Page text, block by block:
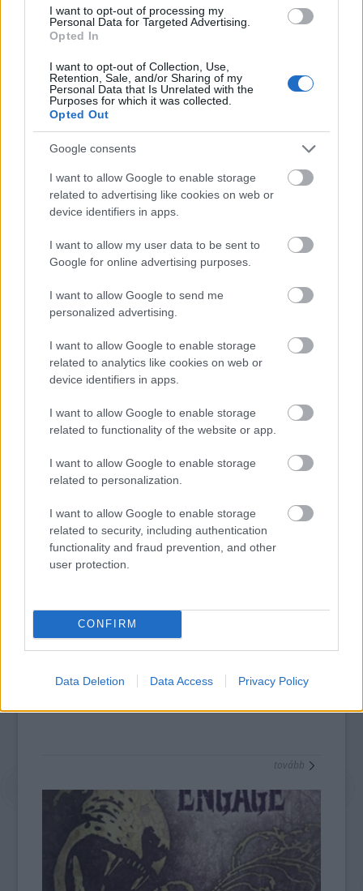
I want to opt-out of processing my
Personal Data for Targeted Advertising.
Opted In
I want to opt-out of Collection, Use,
Retention, Sale, and/or Sharing of my
Personal Data that Is Unrelated with the
Purposes for which it was collected.
Opted Out
Google consents
I want to allow Google to enable storage
related to advertising like cookies on web or
device identifiers in apps.
I want to allow my user data to be sent to
Google for online advertising purposes.
I want to allow Google to send me
personalized advertising.
I want to allow Google to enable storage
related to analytics like cookies on web or
device identifiers in apps.
I want to allow Google to enable storage
related to functionality of the website or app.
I want to allow Google to enable storage
related to personalization.
I want to allow Google to enable storage
related to security, including authentication
functionality and fraud prevention, and other
user protection.
CONFIRM
Data Deletion Data Access Privacy Policy
tovább
Metáliskola a határon
2010. 11. 25.|pzl
Hogy az Iron Maiden a The Final Frontier
határig, nem tudjuk, de biztos: ha el is jutottak, nem lépték át
azt. Eddie ezúttal szkafanderben jön vissza a jövőből. Annak
idején, az 1985-ös aSomewhere In Time
tovább
A szörny az űrbe költözik
Maiden tagjait a houstoni űrközpontba. A texasiak láthatták a
tovább